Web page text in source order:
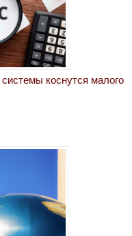
коснутся малого